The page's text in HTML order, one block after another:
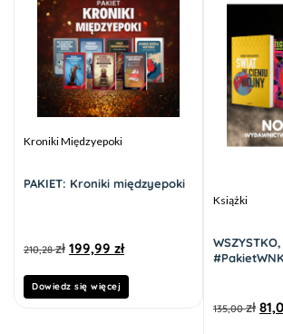
Kroniki Międzyepoki
PAKIET: Kroniki międzyepoki
210,28zł 199,99 zł
Dowiedz się więcej
Książki
#PakietWNK
135,00zł